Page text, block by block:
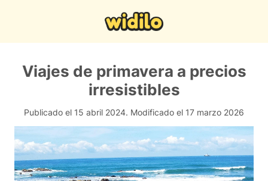
Viajes de primavera a precios
irresistibles
Publicado el 15 abril 2024. Modificado el 17 marzo 2026